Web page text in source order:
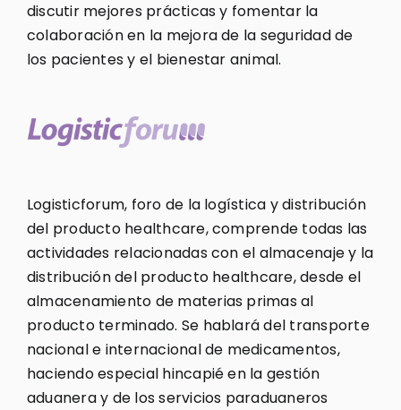
discutir mejores prácticas y fomentar la
colaboración en la mejora de la seguridad de
los pacientes y el bienestar animal.
Logisticforum, foro de la logística y distribución
del producto healthcare, comprende todas las
actividades relacionadas con el almacenaje y la
distribución del producto healthcare, desde el
almacenamiento de materias primas al
producto terminado. Se hablará del transporte
nacional e internacional de medicamentos,
haciendo especial hincapié en la gestión
aduanera y de los servicios paraduaneros